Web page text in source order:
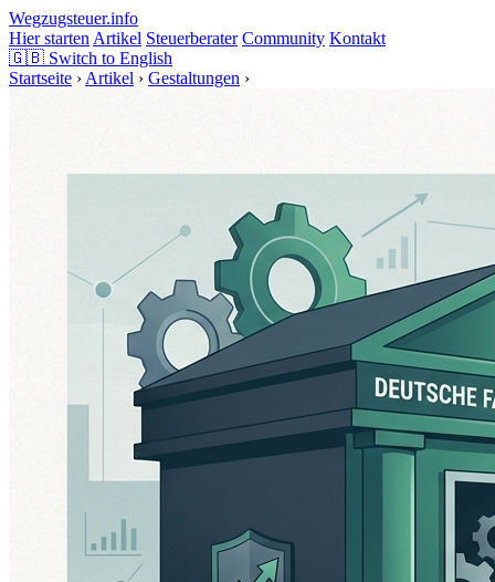
Wegzugsteuer.info
Hier starten Artikel Steuerberater Community Kontakt
🇬🇧 Switch to English
Startseite › Artikel › Gestaltungen ›